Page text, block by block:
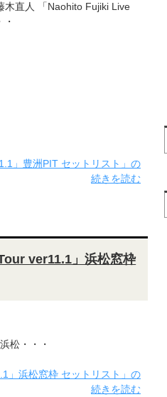
木直人 「Naohito Fujiki Live
」豊洲PIT セットリスト」の
続きを読む
ver11.1」浜松窓枠
松・・・
」浜松窓枠 セットリスト」の
続きを読む